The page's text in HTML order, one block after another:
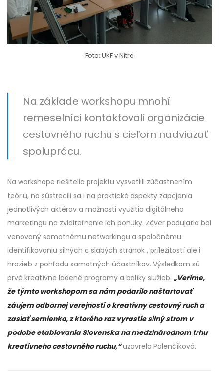
Foto: UKF v Nitre
Na základe workshopu mnohí
remeselníci kontaktovali organizácie
cestovného ruchu s cieľom nadviazať
spoluprácu.
Na workshope riešitelia projektu vysvetlili zúčastnením
teóriu, no sústredili sa i na praktické aspekty zapojenia
jednotlivých aktérov a možnosti využitia digitálneho
marketingu na zviditeľnenie ich ponuky. Záver podujatia bol
venovaný samotnému networkingu a spoločnému
identifikovaniu silných a slabých stránok , príležitostí ale i
hrozieb z pohľadu samotných účastníkov. Výsledkom sú
prvé kreatívne ladené programy a balíky služieb. „Veríme,
že týmto workshopom sa nám podarilo naštartovať
záujem odbornej verejnosti o kreatívny cestovný ruch a
zasiať semienko, z ktorého raz vyrastie silný strom v
podobe etablovania Slovenska na medzinárodnom trhu
kreatívneho cestovného ruchu,“uzavrela Palenčíková.